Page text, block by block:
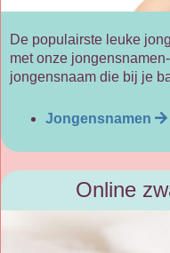
De populairste leuke
met onze
jongensnaam die bij je
Jongensnamen
Online